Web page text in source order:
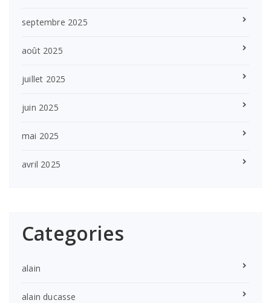
septembre 2025
août 2025
juillet 2025
juin 2025
mai 2025
avril 2025
Categories
alain
alain ducasse